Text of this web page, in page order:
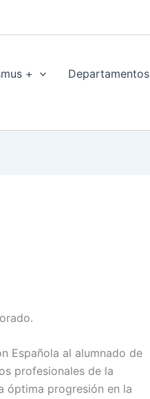
+ Departamentos
Española al alumnado de
profesionales de la
óptima progresión en la